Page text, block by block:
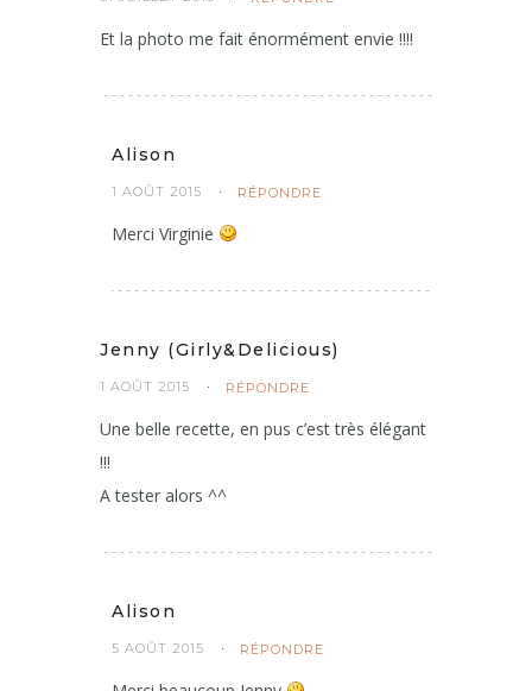
Et la photo me fait énormément envie !!!!
Alison
1 AOÛT 2015 RÉPONDRE
Merci Virginie
Jenny (Girly&Delicious)
1 AOÛT 2015 RÉPONDRE
Une belle recette, en pus c’est très élégant
!!!
A tester alors ^^
Alison
5 AOÛT 2015 RÉPONDRE